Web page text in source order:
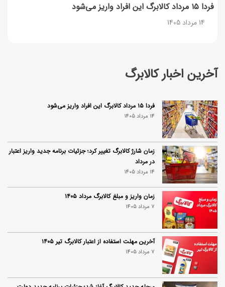
آخرین اخبار کالابرگ
فردا ۱۵ مرداد کالابرگ این افراد واریز می‌شود
14 مرداد 1405
زمان شارژ کالابرگ تغییر کرد؛ جزئیات برنامه جدید واریز اعتبار
در مرداد
14 مرداد 1405
زمان واریز و مبلغ کالابرگ مرداد ۱۴۰۵
7 مرداد 1405
آخرین مهلت استفاده از اعتبار کالابرگ تیر ۱۴۰۵
7 مرداد 1405
فردا ۱۵ مرداد کالابرگ این افراد واریز می‌شود
14 مرداد 1405